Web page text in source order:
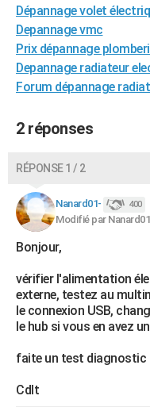
Art de vivre
Bien-être
Loisirs
Mode
Modes de vie
SANTE
Alimentation
Guide de la santé
Maladies
Médicaments
Sommeil
VOYAGE
Destinations
City break
Voyage nature
Voyage de noces
Forum
Climat
+PHOTO
BONS PLANS
CARTE DE VOEUX
Carte de Noël
Carte Bonne année
Carte Saint-Valentin
Carte Pâques
Carte d'anniversaire
DICTIONNAIRE
Dictionnaire
Biographies
Citations
Expressions
Proverbes
S'inscrire
Se connecter
Lycées
Collèges
Primaires
Universités
Entreprises
Service militaire
Avis de recherche
AVIS DE DÉCÈS
FORUM
Bricolage
Lifestyle
Culture
Sport
Auto
Television
Voyage
Cinema
Dépannage volet
Depannage vmc
Prix dépannage
Depannage radiateur
Forum dépannage
2 réponses
RÉPONSE 1 / 2
Nanard01- 400
Modifié par
Bonjour,
vérifier l'alimentation
externe, testez au
le connexion USB,
le hub si vous en avez
faite un test diagnostic
Cdlt